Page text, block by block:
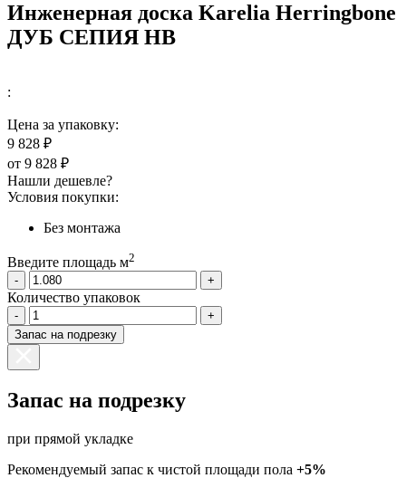
Инженерная доска Karelia Herringbone
ДУБ СЕПИЯ HB
:
Цена за упаковку:
9 828 ₽
от 9 828 ₽
Нашли дешевле?
Условия покупки:
Без монтажа
Введите площадь м2
-
+
Количество упаковок
-
+
Запас на подрезку
Запас на подрезку
при прямой укладке
Рекомендуемый запас к чистой площади пола +5%